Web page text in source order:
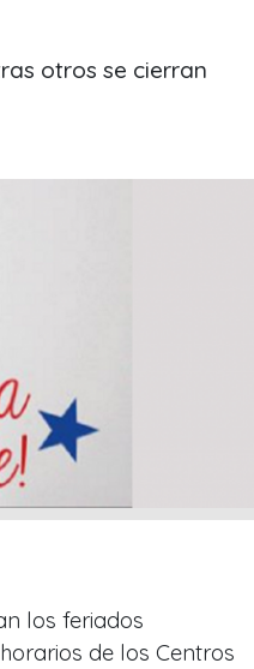
otros se cierran
los feriados
de los Centros